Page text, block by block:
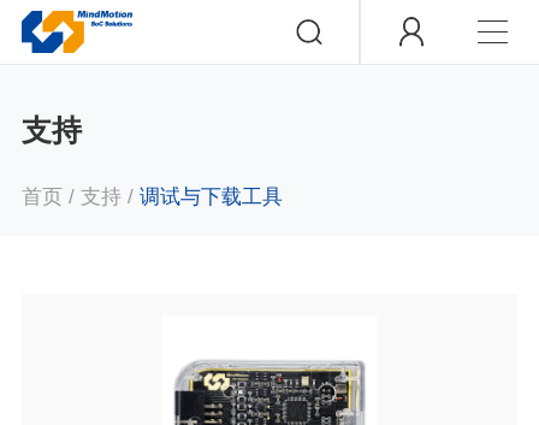
支持
首页 / 支持 / 调试与下载工具